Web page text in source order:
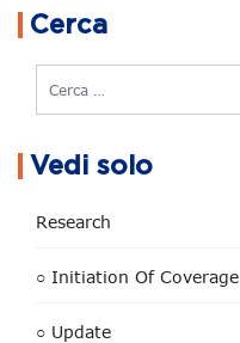
Cerca
Cerca
Vedi solo
Research
○ Initiation Of Coverage
○ Update